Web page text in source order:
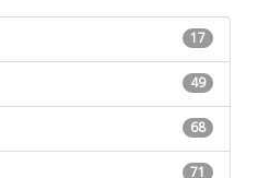
17
49
68
71